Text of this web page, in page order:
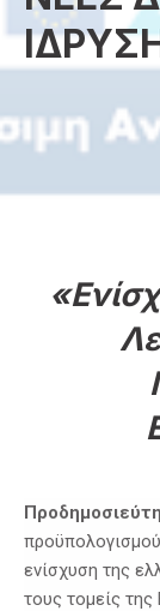
προϋπολογισμού
ενίσχυση της
τους τομείς της